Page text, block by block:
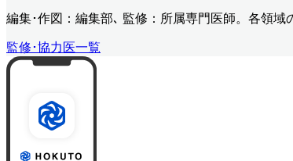
編集･作図：編集部､ 監修：所属専門医師。各領
監修･協力医一覧